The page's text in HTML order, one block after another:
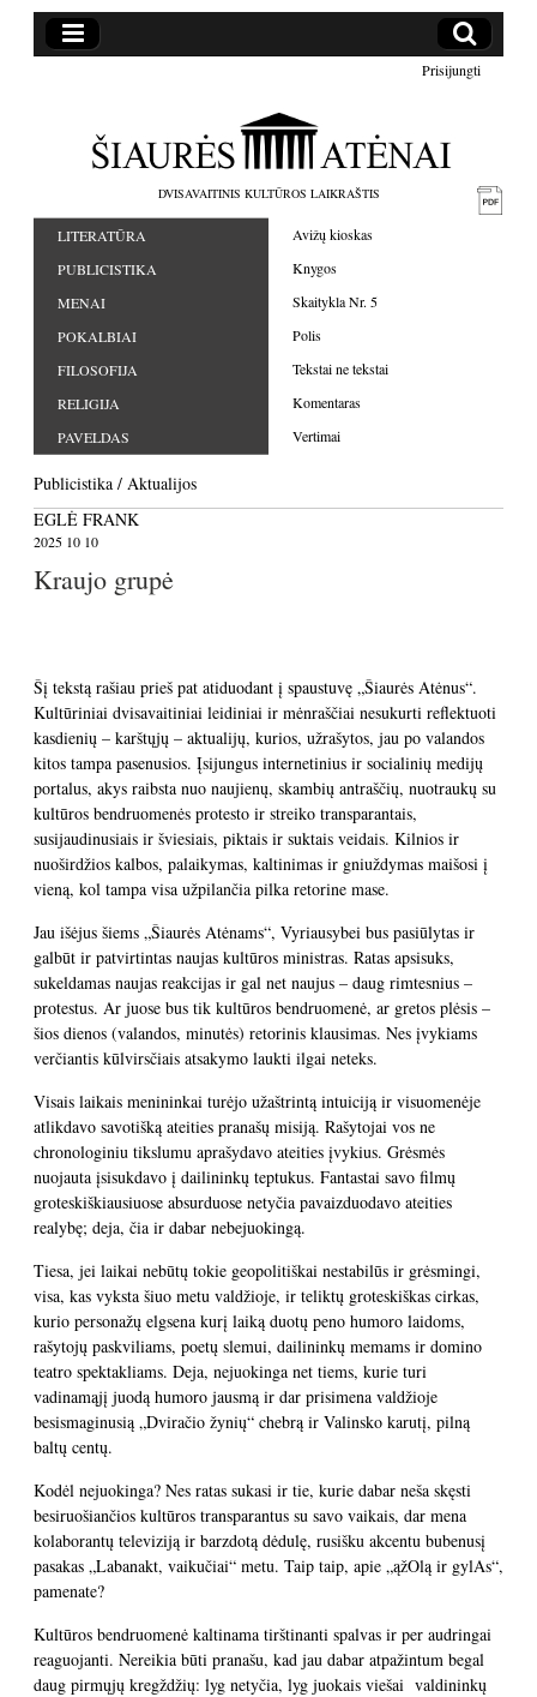
Prisijungti
DVISAVAITINIS KULTŪROS LAIKRAŠTIS
LITERATŪRA
PUBLICISTIKA
MENAI
POKALBIAI
FILOSOFIJA
RELIGIJA
PAVELDAS
Avižų kioskas
Knygos
Skaitykla Nr. 5
Polis
Tekstai ne tekstai
Komentaras
Vertimai
Publicistika / Aktualijos
EGLĖ FRANK
2025 10 10
Kraujo grupė
Šį tekstą rašiau prieš pat atiduodant į spaustuvę „Šiaurės Atėnus“.
Kultūriniai dvisavaitiniai leidiniai ir mėnraščiai nesukurti reflektuoti
kasdienių – karštųjų – aktualijų, kurios, užrašytos, jau po valandos
kitos tampa pasenusios. Įsijungus internetinius ir socialinių medijų
portalus, akys raibsta nuo naujienų, skambių antraščių, nuotraukų su
kultūros bendruomenės protesto ir streiko transparantais,
susijaudinusiais ir šviesiais, piktais ir suktais veidais. Kilnios ir
nuoširdžios kalbos, palaikymas, kaltinimas ir gniuždymas maišosi į
vieną, kol tampa visa užpilančia pilka retorine mase.
Jau išėjus šiems „Šiaurės Atėnams“, Vyriausybei bus pasiūlytas ir
galbūt ir patvirtintas naujas kultūros ministras. Ratas apsisuks,
sukeldamas naujas reakcijas ir gal net naujus – daug rimtesnius –
protestus. Ar juose bus tik kultūros bendruomenė, ar gretos plėsis –
šios dienos (valandos, minutės) retorinis klausimas. Nes įvykiams
verčiantis kūlvirsčiais atsakymo laukti ilgai neteks.
Visais laikais menininkai turėjo užaštrintą intuiciją ir visuomenėje
atlikdavo savotišką ateities pranašų misiją. Rašytojai vos ne
chronologiniu tikslumu aprašydavo ateities įvykius. Grėsmės
nuojauta įsisukdavo į dailininkų teptukus. Fantastai savo filmų
groteskiškiausiuose absurduose netyčia pavaizduodavo ateities
realybę; deja, čia ir dabar nebejuokingą.
Tiesa, jei laikai nebūtų tokie geopolitiškai nestabilūs ir grėsmingi,
visa, kas vyksta šiuo metu valdžioje, ir teliktų groteskiškas cirkas,
kurio personažų elgsena kurį laiką duotų peno humoro laidoms,
rašytojų paskviliams, poetų slemui, dailininkų memams ir domino
teatro spektakliams. Deja, nejuokinga net tiems, kurie turi
vadinamąjį juodą humoro jausmą ir dar prisimena valdžioje
besismaginusią „Dviračio žynių“ chebrą ir Valinsko karutį, pilną
baltų centų.
Kodėl nejuokinga? Nes ratas sukasi ir tie, kurie dabar neša skęsti
besiruošiančios kultūros transparantus su savo vaikais, dar mena
kolaborantų televiziją ir barzdotą dėdulę, rusišku akcentu bubenusį
pasakas „Labanakt, vaikučiai“ metu. Taip taip, apie „ąžOlą ir gylAs“,
pamenate?
Kultūros bendruomenė kaltinama tirštinanti spalvas ir per audringai
reaguojanti. Nereikia būti pranašu, kad jau dabar atpažintum begal
daug pirmųjų kregždžių: lyg netyčia, lyg juokais viešai valdininkų